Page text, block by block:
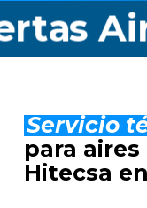
Servicio
para
Hitecsa